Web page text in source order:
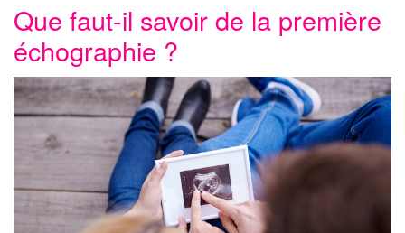
Que faut-il savoir de la première
échographie ?